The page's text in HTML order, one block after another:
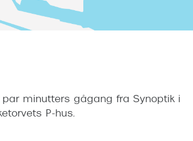
minutters gågang fra Synoptik i
P-hus.